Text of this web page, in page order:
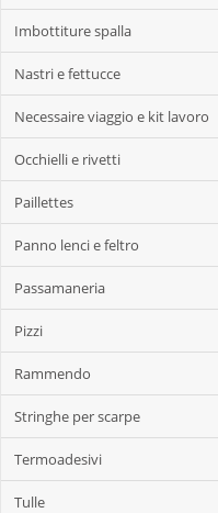
Imbottiture spalla
Nastri e fettucce
Necessaire viaggio e kit lavoro
Occhielli e rivetti
Paillettes
Panno lenci e feltro
Passamaneria
Pizzi
Rammendo
Stringhe per scarpe
Termoadesivi
Tulle